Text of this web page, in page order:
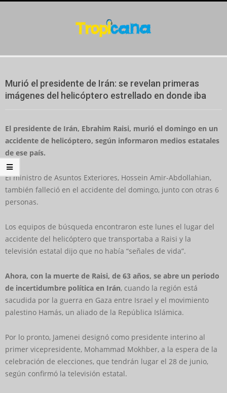
Menu
Murió el presidente de Irán: se revelan primeras
imágenes del helicóptero estrellado en donde iba
El presidente de Irán, Ebrahim Raisi, murió el domingo en un
accidente de helicóptero, según informaron medios estatales
de ese país.
El ministro de Asuntos Exteriores, Hossein Amir-Abdollahian,
también falleció en el accidente del domingo, junto con otras 6
personas.
Los equipos de búsqueda encontraron este lunes el lugar del
accidente del helicóptero que transportaba a Raisi y la
televisión estatal dijo que no había “señales de vida”.
Ahora, con la muerte de Raisi, de 63 años, se abre un periodo
de incertidumbre política en Irán, cuando la región está
sacudida por la guerra en Gaza entre Israel y el movimiento
palestino Hamás, un aliado de la República Islámica.
Por lo pronto, Jamenei designó como presidente interino al
primer vicepresidente, Mohammad Mokhber, a la espera de la
celebración de elecciones, que tendrán lugar el 28 de junio,
según confirmó la televisión estatal.